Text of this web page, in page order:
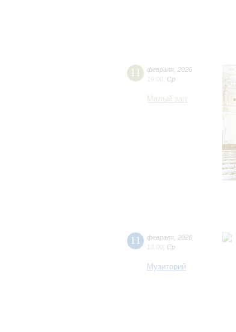
11 февраля 2026
19:00 Ср
Малый зал
11 февраля 2026
18:00 Ср
Музиторий